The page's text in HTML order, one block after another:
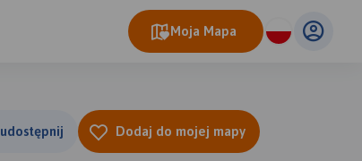
Moja Mapa
udostępnij Dodaj do mojej mapy